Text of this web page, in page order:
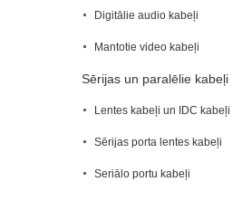
Digitālie audio kabeļi
Mantotie video kabeļi
Sērijas un paralēlie kabeļi
Lentes kabeļi un IDC kabeļi
Sērijas porta lentes kabeļi
Seriālo portu kabeļi